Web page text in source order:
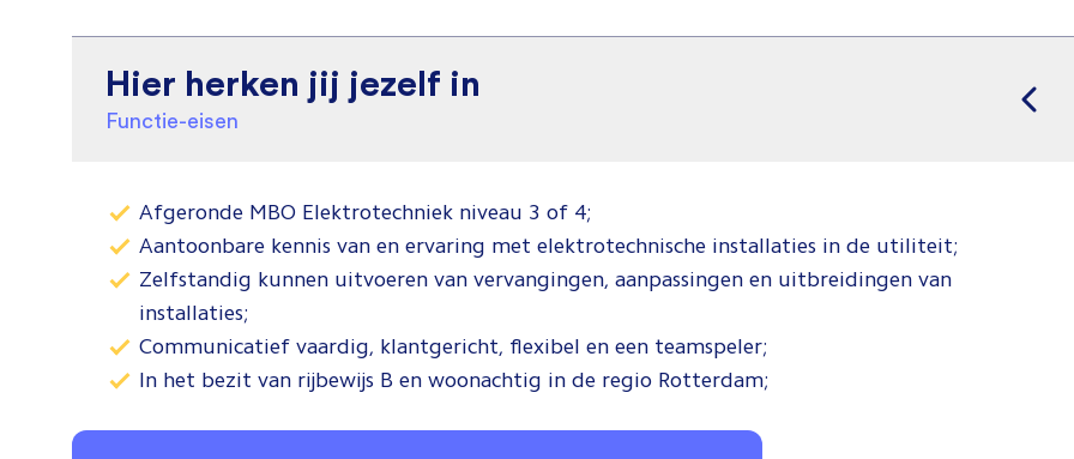
Hier herken jij jezelf in
Functie-eisen
Afgeronde MBO Elektrotechniek niveau 3 of 4;
Aantoonbare kennis van en ervaring met elektrotechnische installaties in de utiliteit;
Zelfstandig kunnen uitvoeren van vervangingen, aanpassingen en uitbreidingen van
installaties;
Communicatief vaardig, klantgericht, flexibel en een teamspeler;
In het bezit van rijbewijs B en woonachtig in de regio Rotterdam;